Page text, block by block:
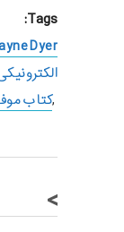
Tags:
Dyer
,کتاب
>